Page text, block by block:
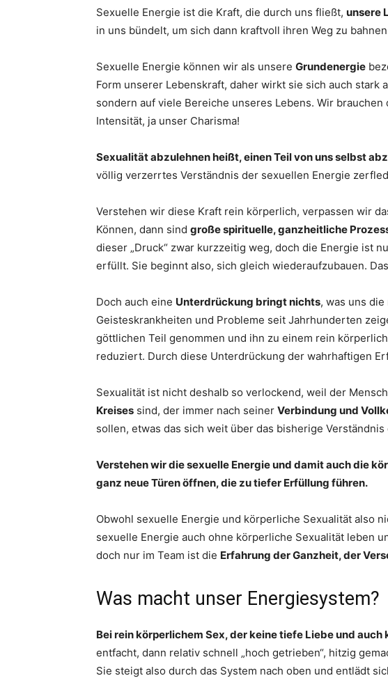
Sexuelle Energie ist die Kraft, die durch uns fließt, unsere
in uns bündelt, um sich dann kraftvoll ihren Weg zu
Sexuelle Energie können wir als unsere Grundenergie
Form unserer Lebenskraft, daher wirkt sie sich auch
sondern auf viele Bereiche unseres Lebens. Wir brauchen
Intensität, ja unser Charisma!
Sexualität abzulehnen heißt, einen Teil von uns selbst
völlig verzerrtes Verständnis der sexuellen Energie
Verstehen wir diese Kraft rein körperlich, verpassen wir
Können, dann sind große spirituelle, ganzheitliche
dieser „Druck“ zwar kurzzeitig weg, doch die Energie ist
erfüllt. Sie beginnt also, sich gleich wiederaufzubauen.
Doch auch eine Unterdrückung bringt nichts, was uns
Geisteskrankheiten und Probleme seit Jahrhunderten
göttlichen Teil genommen und ihn zu einem rein
reduziert. Durch diese Unterdrückung der wahrhaftigen
Sexualität ist nicht deshalb so verlockend, weil der
Kreises sind, der immer nach seiner Verbindung und
sollen, etwas das sich weit über das bisherige
Verstehen wir die sexuelle Energie und damit auch die
ganz neue Türen öffnen, die zu tiefer Erfüllung führen.
Obwohl sexuelle Energie und körperliche Sexualität also
sexuelle Energie auch ohne körperliche Sexualität leben
doch nur im Team ist die Erfahrung der Ganzheit, der
Was macht unser Energiesystem?
Bei rein körperlichem Sex, der keine tiefe Liebe und
entfacht, dann relativ schnell „hoch getrieben“, hitzig
Sie steigt also durch das System nach oben und entlädt